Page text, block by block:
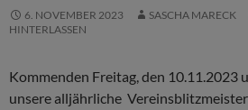
6. NOVEMBER 2023 SASCHA MARECK
HINTERLASSEN
Kommenden Freitag, den 10.11.2023
unsere alljährliche